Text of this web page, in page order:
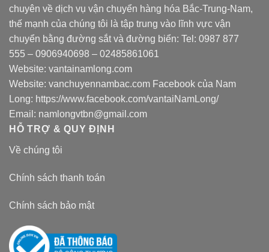
chuyên về dịch vụ vận chuyển hàng hóa Bắc-Trung-Nam,
thế mạnh của chúng tôi là tập trung vào lĩnh vực vận
chuyển bằng đường sắt và đường biển: Tel: 0987 877
555 – 0906940698 – 02485861061
Website: vantainamlong.com
Website: vanchuyennambac.com Facebook của Nam
Long: https://www.facebook.com/vantaiNamLong/
Email: namlongvtbn@gmail.com
HỖ TRỢ & QUY ĐỊNH
Về chúng tôi
Chính sách thanh toán
Chính sách bảo mật